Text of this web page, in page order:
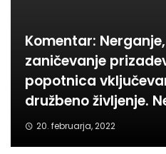
Komentar:
zaničevanje
popotnica
družbeno življenje.
20. februarja, 2022